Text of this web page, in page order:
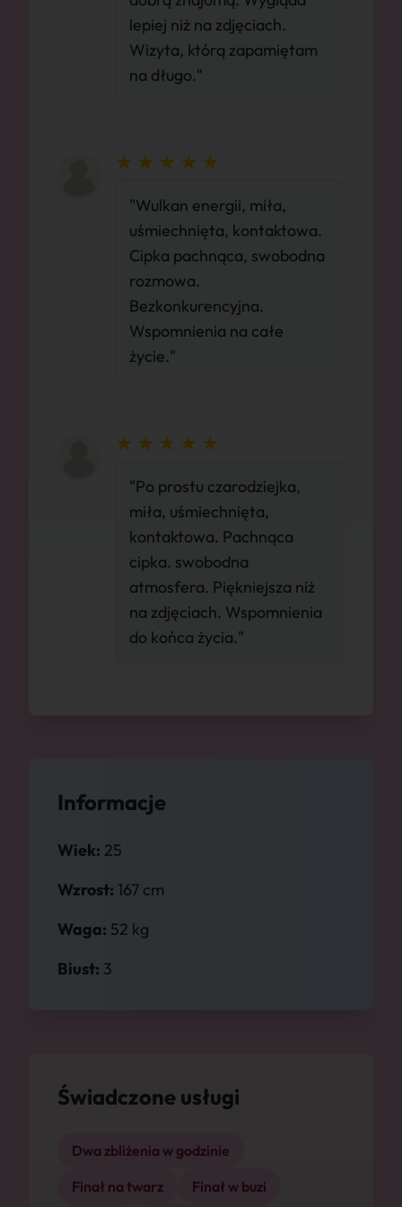
Informacje
Wiek: 25
Wzrost: 167 cm
Waga: 52 kg
Biust: 3
Świadczone usługi
Dwa zbliżenia w godzinie
Finał na twarz
Finał w buzi
lepiej niż na zdjęciach.
Wizyta, którą zapamiętam
na długo."
"Wulkan energii, miła,
uśmiechnięta, kontaktowa.
Cipka pachnąca, swobodna
rozmowa.
Bezkonkurencyjna.
Wspomnienia na całe
życie."
"Po prostu czarodziejka,
miła, uśmiechnięta,
kontaktowa. Pachnąca
cipka. swobodna
atmosfera. Piękniejsza niż
na zdjęciach. Wspomnienia
do końca życia."